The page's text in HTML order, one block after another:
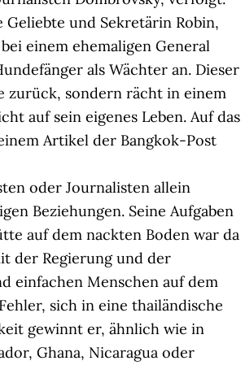
und Sekretärin Robin,
einem ehemaligen General
als Wächter an. Dieser
zurück, sondern rächt in einem
auf sein eigenes Leben. Auf das
Artikel der Bangkok-Post
oder Journalisten allein
Beziehungen. Seine Aufgaben
auf dem nackten Boden war da
der Regierung und der
einfachen Menschen auf dem
sich in eine thailändische
gewinnt er, ähnlich wie in
Ghana, Nicaragua oder